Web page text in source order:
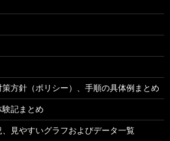
方針（ポリシー）、手順の具体例まとめ
記まとめ
見やすいグラフおよびデータ一覧